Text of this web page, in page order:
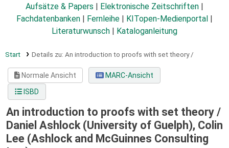
Aufsätze & Papers
Elektronische Zeitschriften
Fachdatenbanken
Fernleihe KITopen-Medienportal
Literaturwunsch
Kataloganleitung
Start Details zu: An introduction to proofs with set theory /
Normale Ansicht
MARC-Ansicht
ISBD
An introduction to proofs with set theory /
Daniel Ashlock (University of Guelph), Colin
Lee (Ashlock and McGuinnes Consulting